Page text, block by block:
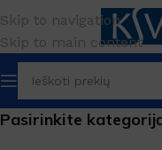
Skip to navigation
Skip to main content
Pasirinkite